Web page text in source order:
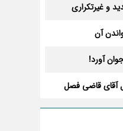
و غیرتکراری
آن
آورد!
آقای قاضی فصل
خوشمزه و لذیذ